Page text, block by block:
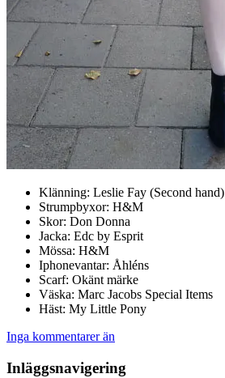
Klänning: Leslie Fay (Second hand)
Strumpbyxor: H&M
Skor: Don Donna
Jacka: Edc by Esprit
Mössa: H&M
Iphonevantar: Åhléns
Scarf: Okänt märke
Väska: Marc Jacobs Special Items
Häst: My Little Pony
Inga kommentarer än
Inläggsnavigering